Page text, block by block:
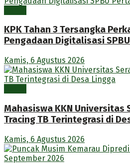
KPK Tahan 3 Tersangka
Pengadaan Digitalisasi
Kamis, 6 Agustus 2026
Mahasiswa KKN Universitas
Tracing TB Terintegrasi di
Kamis, 6 Agustus 2026